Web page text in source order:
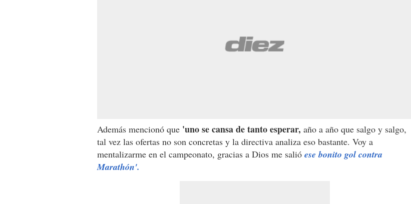
Además mencionó que 'uno se cansa de tanto esperar, año a año que salgo y salgo,
tal vez las ofertas no son concretas y la directiva analiza eso bastante. Voy a
mentalizarme en el campeonato, gracias a Dios me salió ese bonito gol contra
Marathón'.